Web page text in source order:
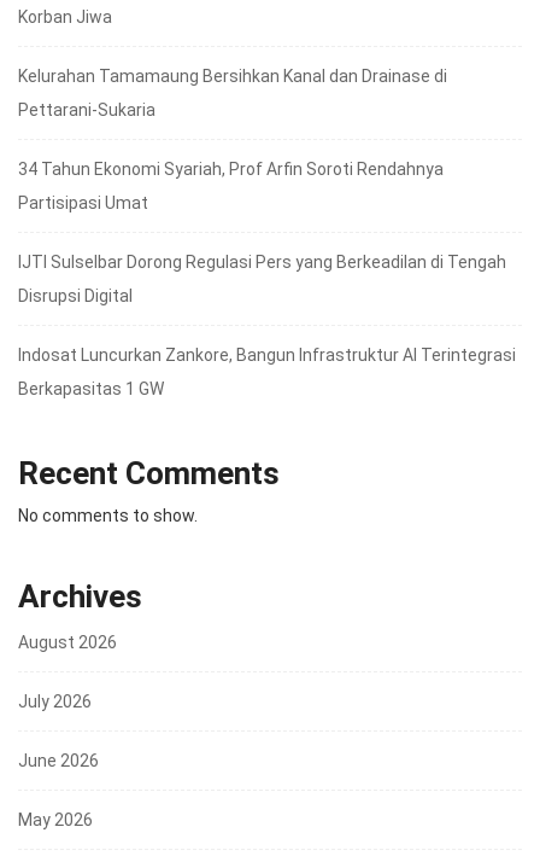
Korban Jiwa
Kelurahan Tamamaung Bersihkan Kanal dan Drainase di
Pettarani-Sukaria
34 Tahun Ekonomi Syariah, Prof Arfin Soroti Rendahnya
Partisipasi Umat
IJTI Sulselbar Dorong Regulasi Pers yang Berkeadilan di Tengah
Disrupsi Digital
Indosat Luncurkan Zankore, Bangun Infrastruktur AI Terintegrasi
Berkapasitas 1 GW
Recent Comments
No comments to show.
Archives
August 2026
July 2026
June 2026
May 2026